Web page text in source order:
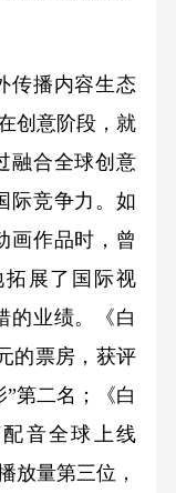
播内容生态
创意阶段，就
融合全球创意
际竞争力。如
画作品时，曾
展了国际视
的业绩。《白
的票房，获评
第二名；《白
音全球上线
放量第三位，